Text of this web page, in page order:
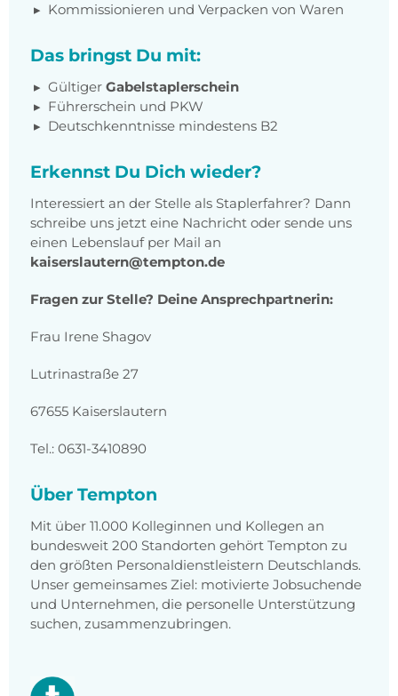
Kommissionieren und Verpacken von Waren
Das bringst Du mit:
Gültiger Gabelstaplerschein
Führerschein und PKW
Deutschkenntnisse mindestens B2
Erkennst Du Dich wieder?
Interessiert an der Stelle als Staplerfahrer? Dann
schreibe uns jetzt eine Nachricht oder sende uns
einen Lebenslauf per Mail an
kaiserslautern@tempton.de
Fragen zur Stelle? Deine Ansprechpartnerin:
Frau Irene Shagov
Lutrinastraße 27
67655 Kaiserslautern
Tel.: 0631-3410890
Über Tempton
Mit über 11.000 Kolleginnen und Kollegen an
bundesweit 200 Standorten gehört Tempton zu
den größten Personaldienstleistern Deutschlands.
Unser gemeinsames Ziel: motivierte Jobsuchende
und Unternehmen, die personelle Unterstützung
suchen, zusammenzubringen.